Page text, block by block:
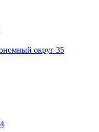
округ 35